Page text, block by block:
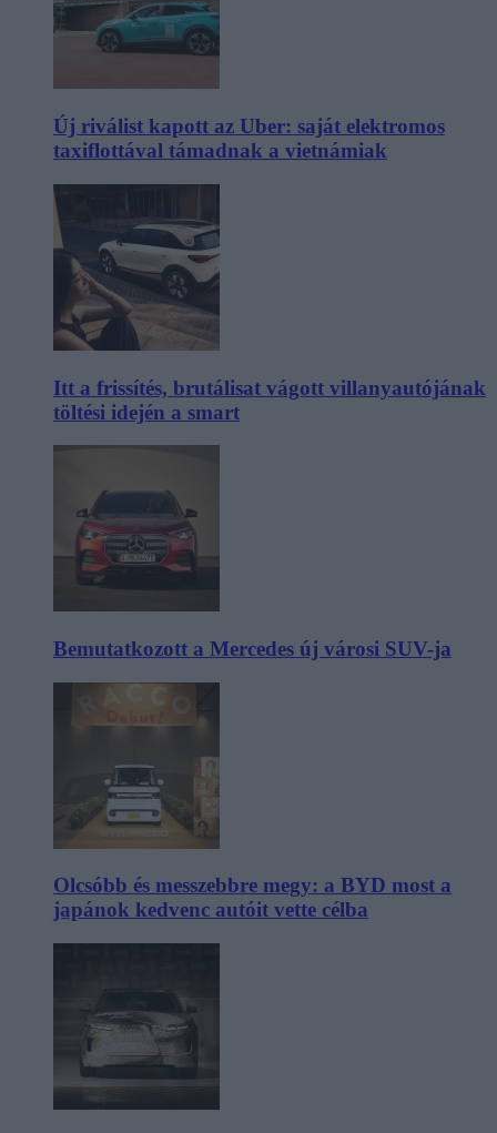
Új riválist kapott az Uber: saját elektromos
taxiflottával támadnak a vietnámiak
Itt a frissítés, brutálisat vágott villanyautójának
töltési idején a smart
Bemutatkozott a Mercedes új városi SUV-ja
Olcsóbb és messzebbre megy: a BYD most a
japánok kedvenc autóit vette célba